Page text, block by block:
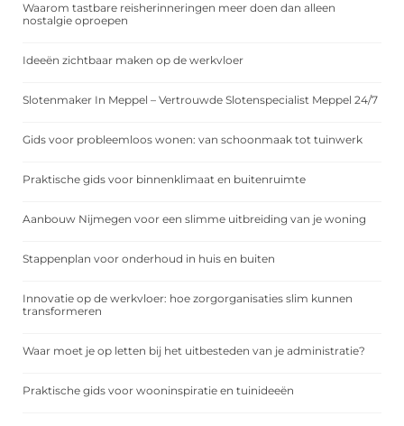
Waarom tastbare reisherinneringen meer doen dan alleen
nostalgie oproepen
Ideeën zichtbaar maken op de werkvloer
Slotenmaker In Meppel – Vertrouwde Slotenspecialist Meppel 24/7
Gids voor probleemloos wonen: van schoonmaak tot tuinwerk
Praktische gids voor binnenklimaat en buitenruimte
Aanbouw Nijmegen voor een slimme uitbreiding van je woning
Stappenplan voor onderhoud in huis en buiten
Innovatie op de werkvloer: hoe zorgorganisaties slim kunnen
transformeren
Waar moet je op letten bij het uitbesteden van je administratie?
Praktische gids voor wooninspiratie en tuinideeën